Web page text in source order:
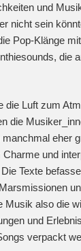
und
nicht sein
Pop-Klänge
die
die Luft zum
die
manchmal eher
und
Texte
Musik also die
und
verpackt